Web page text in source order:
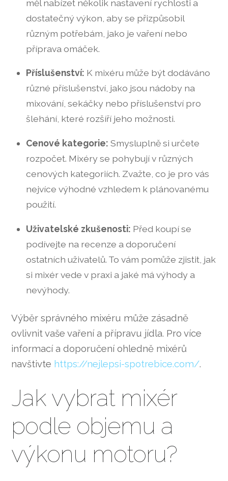
měl nabízet několik nastavení rychlosti a
dostatečný výkon, aby se přizpůsobil
různým potřebám, jako je vaření nebo
příprava omáček.
Příslušenství: K mixéru může být dodáváno
různé příslušenství, jako jsou nádoby na
mixování, sekáčky nebo příslušenství pro
šlehání, které rozšíří jeho možnosti.
Cenové kategorie: Smysluplně si určete
rozpočet. Mixéry se pohybují v různých
cenových kategoriích. Zvažte, co je pro vás
nejvíce výhodné vzhledem k plánovanému
použití.
Uživatelské zkušenosti: Před koupí se
podívejte na recenze a doporučení
ostatních uživatelů. To vám pomůže zjistit, jak
si mixér vede v praxi a jaké má výhody a
nevýhody.
Výběr správného mixéru může zásadně
ovlivnit vaše vaření a přípravu jídla. Pro více
informací a doporučení ohledně mixérů
navštivte https://nejlepsi-spotrebice.com/.
Jak vybrat mixér
podle objemu a
výkonu motoru?